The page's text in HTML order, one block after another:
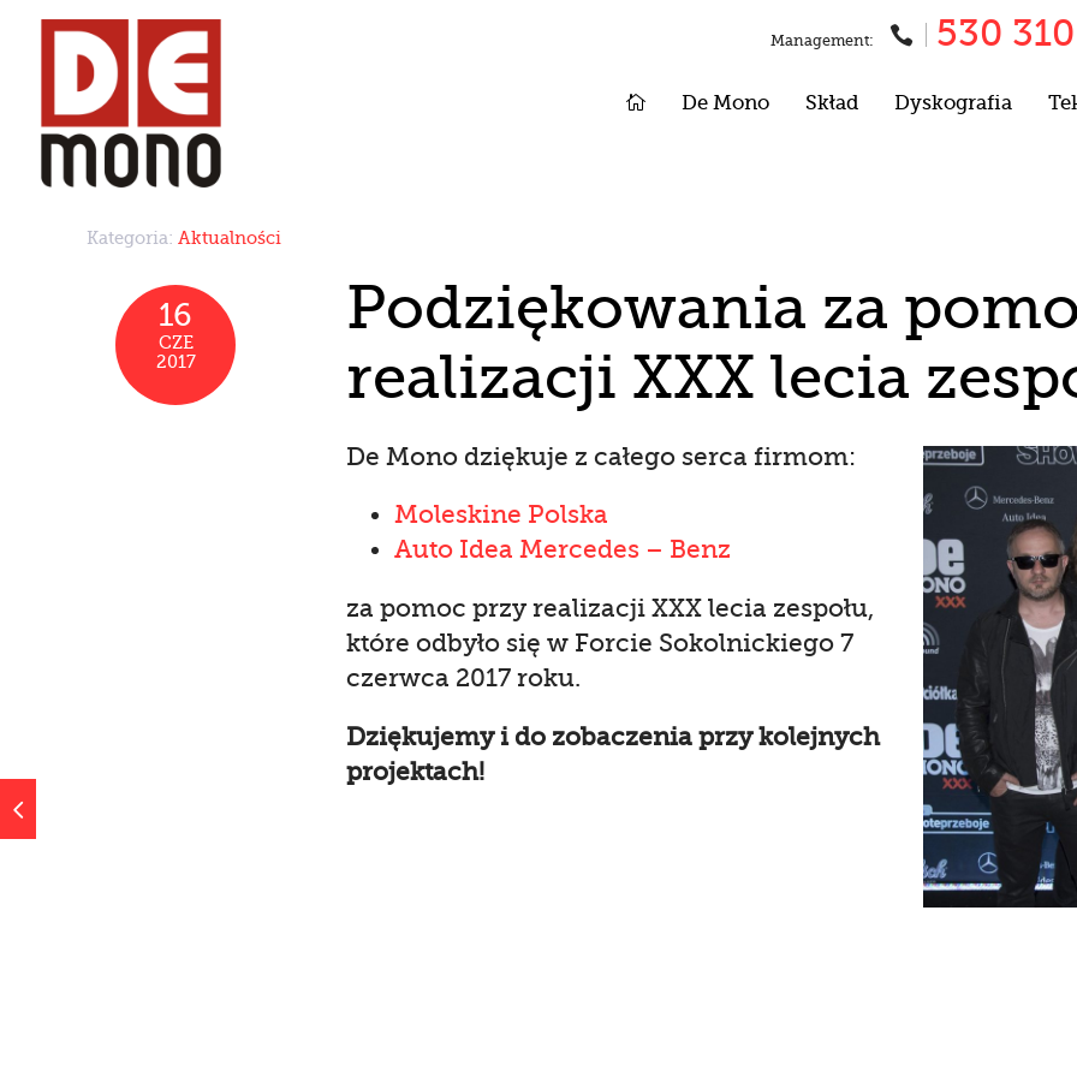
Management:  530
 De Mono Skład Dyskografia
4
Kategoria: Aktualności
16
CZE
2017
Podziękowania za
realizacji XXX lecia
De Mono dziękuje z całego serca firmom:
Moleskine Polska
Auto Idea Mercedes – Benz
za pomoc przy realizacji XXX lecia zespołu,
które odbyło się w Forcie Sokolnickiego 7
czerwca 2017 roku.
Dziękujemy i do zobaczenia przy kolejnych
projektach!